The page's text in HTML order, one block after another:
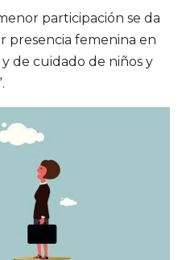
participación se da
presencia femenina en
y de cuidado de niños y